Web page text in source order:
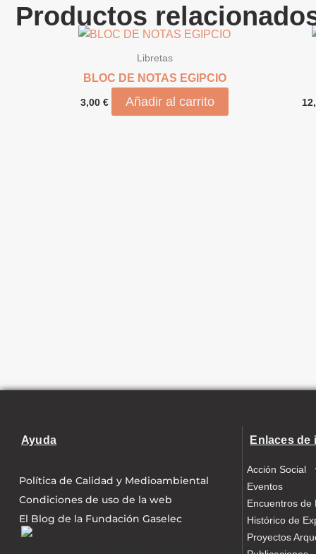
Productos
Libretas
BLOC DE NOTAS EGIPCIO
3,00 € Añadir al carrito
Ayuda
Política de Calidad y Medioambiental
Condiciones de uso de la web
El Blog de la Fundación Gaselec
Enlaces de
Acción Social
Eventos
Encuentros de
Histórico de
Proyectos